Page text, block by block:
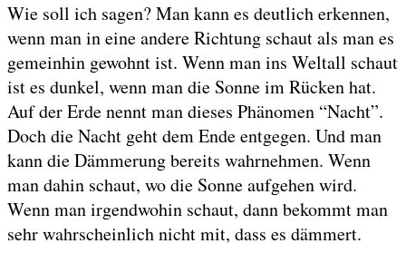
Wie soll ich sagen? Man kann es deutlich erkennen,
wenn man in eine andere Richtung schaut als man es
gemeinhin gewohnt ist. Wenn man ins Weltall schaut
ist es dunkel, wenn man die Sonne im Rücken hat.
Auf der Erde nennt man dieses Phänomen “Nacht”.
Doch die Nacht geht dem Ende entgegen. Und man
kann die Dämmerung bereits wahrnehmen. Wenn
man dahin schaut, wo die Sonne aufgehen wird.
Wenn man irgendwohin schaut, dann bekommt man
sehr wahrscheinlich nicht mit, dass es dämmert.